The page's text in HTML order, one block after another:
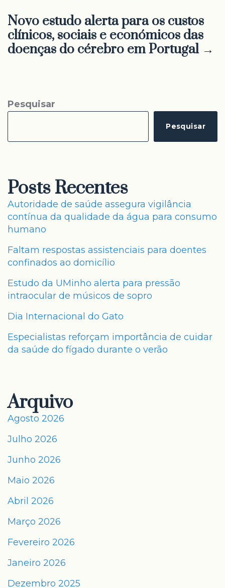
Novo estudo alerta para os custos
clínicos, sociais e económicos das
doenças do cérebro em Portugal →
Pesquisar
Pesquisar
Posts Recentes
Autoridade de saúde assegura vigilância
contínua da qualidade da água para consumo
humano
Faltam respostas assistenciais para doentes
confinados ao domicílio
Estudo da UMinho alerta para pressão
intraocular de músicos de sopro
Dia Internacional do Gato
Especialistas reforçam importância de cuidar
da saúde do fígado durante o verão
Arquivo
Agosto 2026
Julho 2026
Junho 2026
Maio 2026
Abril 2026
Março 2026
Fevereiro 2026
Janeiro 2026
Dezembro 2025